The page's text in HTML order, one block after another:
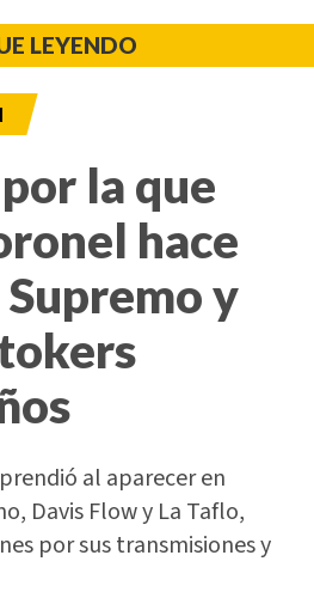
LEYENDO
la que
hace
y
al aparecer en
Davis Flow y La Taflo,
por sus transmisiones y